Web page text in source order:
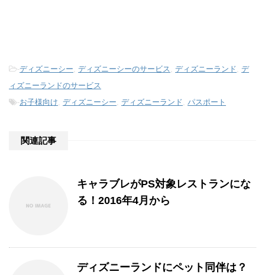
-ディズニーシー ディズニーシーのサービス ディズニーランド デ
ィズニーランドのサービス
-お子様向け ディズニーシー ディズニーランド パスポート
関連記事
キャラブレがPS対象レストランにな
る！2016年4月から
ディズニーランドにペット同伴は？